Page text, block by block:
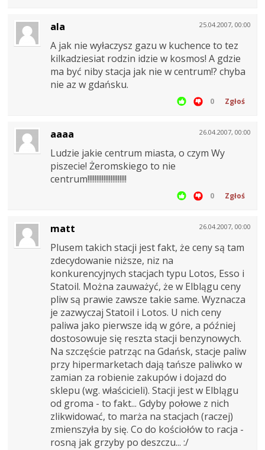
25.04.2007, 00:00
ala
A jak nie wyłaczysz gazu w kuchence to tez
kilkadziesiat rodzin idzie w kosmos! A gdzie
ma być niby stacja jak nie w centrum!? chyba
nie az w gdańsku.
0 Zgłoś
26.04.2007, 00:00
aaaa
Ludzie jakie centrum miasta, o czym Wy
piszecie! Żeromskiego to nie
centrum!!!!!!!!!!!!!!!!!!!!!!
0 Zgłoś
26.04.2007, 00:00
matt
Plusem takich stacji jest fakt, że ceny są tam
zdecydowanie niższe, niz na
konkurencyjnych stacjach typu Lotos, Esso i
Statoil. Można zauważyć, że w Elblągu ceny
pliw są prawie zawsze takie same. Wyznacza
je zazwyczaj Statoil i Lotos. U nich ceny
paliwa jako pierwsze idą w góre, a później
dostosowuje się reszta stacji benzynowych.
Na szczęście patrząc na Gdańsk, stacje paliw
przy hipermarketach dają tańsze paliwko w
zamian za robienie zakupów i dojazd do
sklepu (wg. właścicieli). Stacji jest w Elblągu
od groma - to fakt... Gdyby połowe z nich
zlikwidować, to marża na stacjach (raczej)
zmienszyła by się. Co do kościołów to racja -
rosną jak grzyby po deszczu... :/